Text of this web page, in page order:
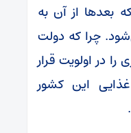
بعد‌ها از آن به
چرا که دولت
را در اولویت قرار
این کشور